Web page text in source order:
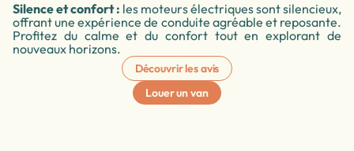
Silence et confort : les moteurs électriques sont silencieux,
offrant une expérience de conduite agréable et reposante.
Profitez du calme et du confort tout en explorant de
nouveaux horizons.
Découvrir les avis
Louer un van